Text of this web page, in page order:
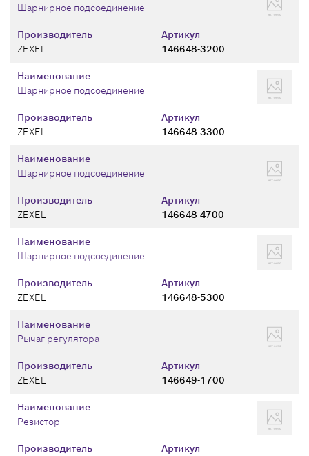
Производитель
ZEXEL
Артикул
146648-3200
Шарнирное подсоединение
Производитель
ZEXEL
Артикул
146648-3300
Наименование
Шарнирное подсоединение
Производитель
ZEXEL
Артикул
146648-4700
Наименование
Шарнирное подсоединение
Производитель
ZEXEL
Артикул
146648-5300
Наименование
Шарнирное подсоединение
Производитель
ZEXEL
Артикул
146649-1700
Наименование
Рычаг регулятора
Производитель
Артикул
Наименование
Резистор